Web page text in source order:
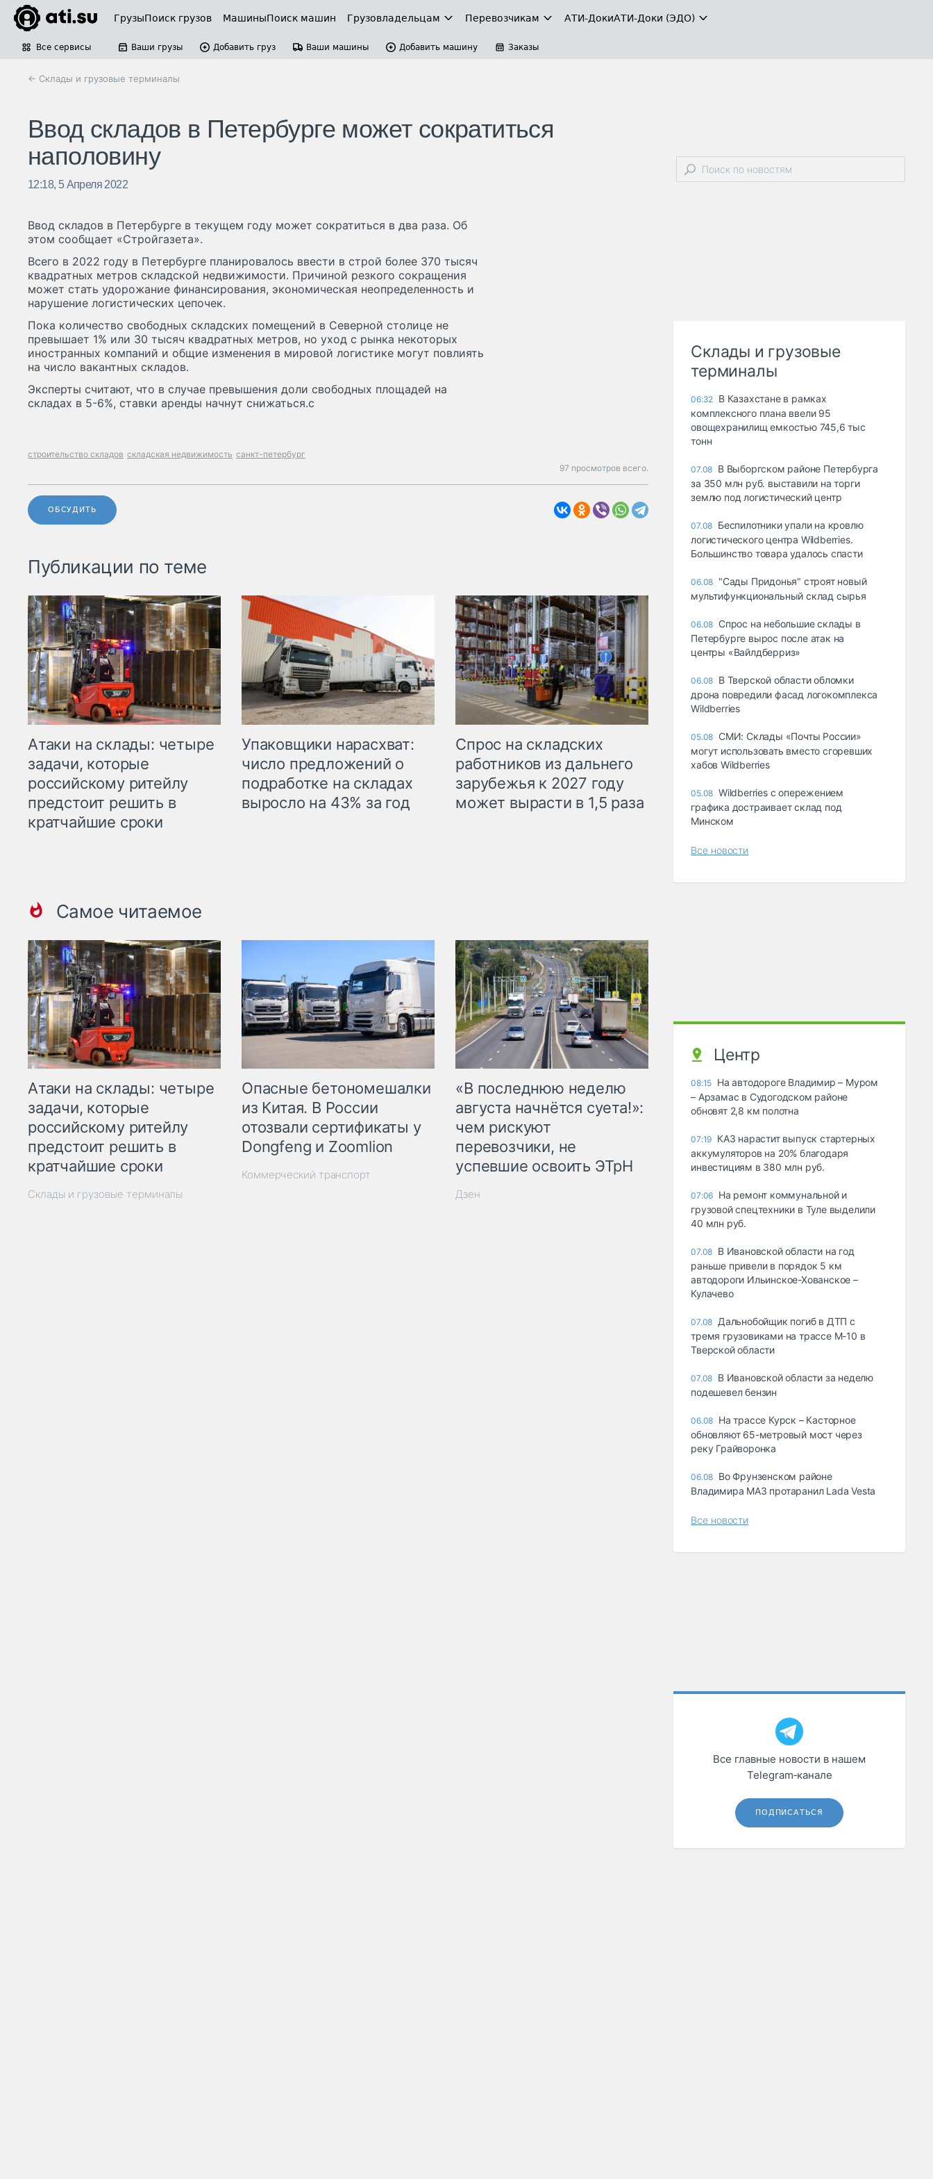
ГрузыПоиск грузов МашиныПоиск машин Грузовладельцам Перевозчикам АТИ-ДокиАТИ-Доки (ЭДО)
Все сервисы Ваши грузы Добавить груз Ваши машины Добавить машину Заказы
← Склады и грузовые терминалы
Ввод складов в Петербурге может сократиться
наполовину
12:18, 5 Апреля 2022
Ввод складов в Петербурге в текущем году может сократиться в два раза. Об
этом сообщает «Стройгазета».
Всего в 2022 году в Петербурге планировалось ввести в строй более 370 тысяч
квадратных метров складской недвижимости. Причиной резкого сокращения
может стать удорожание финансирования, экономическая неопределенность и
нарушение логистических цепочек.
Пока количество свободных складских помещений в Северной столице не
превышает 1% или 30 тысяч квадратных метров, но уход с рынка некоторых
иностранных компаний и общие изменения в мировой логистике могут повлиять
на число вакантных складов.
Эксперты считают, что в случае превышения доли свободных площадей на
складах в 5-6%, ставки аренды начнут снижаться.с
строительство складов складская недвижимость санкт-петербург
97 просмотров всего.
ОБСУДИТЬ
Публикации по теме
Атаки на склады: четыре
задачи, которые
российскому ритейлу
предстоит решить в
кратчайшие сроки
Упаковщики нарасхват:
число предложений о
подработке на складах
выросло на 43% за год
Спрос на складских
работников из дальнего
зарубежья к 2027 году
может вырасти в 1,5 раза
Самое читаемое
Атаки на склады: четыре
задачи, которые
российскому ритейлу
предстоит решить в
кратчайшие сроки
Склады и грузовые терминалы
Опасные бетономешалки
из Китая. В России
отозвали сертификаты у
Dongfeng и Zoomlion
Коммерческий транспорт
«В последнюю неделю
августа начнётся суета!»:
чем рискуют
перевозчики, не
успевшие освоить ЭТрН
Дзен
Склады и грузовые
терминалы
06:32 В Казахстане в рамках
комплексного плана ввели 95
овощехранилищ емкостью 745,6 тыс
тонн
07.08 В Выборгском районе Петербурга
за 350 млн руб. выставили на торги
землю под логистический центр
07.08 Беспилотники упали на кровлю
логистического центра Wildberries.
Большинство товара удалось спасти
06.08 "Сады Придонья" строят новый
мультифункциональный склад сырья
06.08 Спрос на небольшие склады в
Петербурге вырос после атак на
центры «Вайлдберриз»
06.08 В Тверской области обломки
дрона повредили фасад логокомплекса
Wildberries
05.08 СМИ: Склады «Почты России»
могут использовать вместо сгоревших
хабов Wildberries
05.08 Wildberries с опережением
графика достраивает склад под
Минском
Все новости
Центр
08:15 На автодороге Владимир – Муром
– Арзамас в Судогодском районе
обновят 2,8 км полотна
07:19 КАЗ нарастит выпуск стартерных
аккумуляторов на 20% благодаря
инвестициям в 380 млн руб.
07:06 На ремонт коммунальной и
грузовой спецтехники в Туле выделили
40 млн руб.
07.08 В Ивановской области на год
раньше привели в порядок 5 км
автодороги Ильинское-Хованское –
Кулачево
07.08 Дальнобойщик погиб в ДТП с
тремя грузовиками на трассе М-10 в
Тверской области
07.08 В Ивановской области за неделю
подешевел бензин
06.08 На трассе Курск – Касторное
обновляют 65-метровый мост через
реку Грайворонка
06.08 Во Фрунзенском районе
Владимира МАЗ протаранил Lada Vesta
Все новости
Все главные новости в нашем
Telegram‑канале
ПОДПИСАТЬСЯ